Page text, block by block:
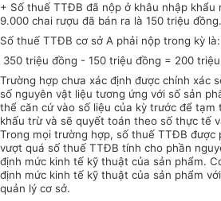
+ Số thuế TTĐB đã nộp ở khâu nhập khẩu
9.000 chai rượu đã bán ra là 150 triệu đồng.
Số thuế TTĐB cơ sở A phải nộp trong kỳ là:
350 triệu đồng - 150 triệu đồng = 200
Trường hợp chưa xác định được chính xác
số nguyên vật liệu tương ứng với số sản
thể căn cứ vào số liệu của kỳ trước để
khấu trừ và sẽ quyết toán theo số thực tế
Trong mọi trường hợp, số thuế TTĐB được
vượt quá số thuế TTĐB tính cho phần
định mức kinh tế kỹ thuật của sản phẩm.
định mức kinh tế kỹ thuật của sản phẩm
quản lý cơ sở.